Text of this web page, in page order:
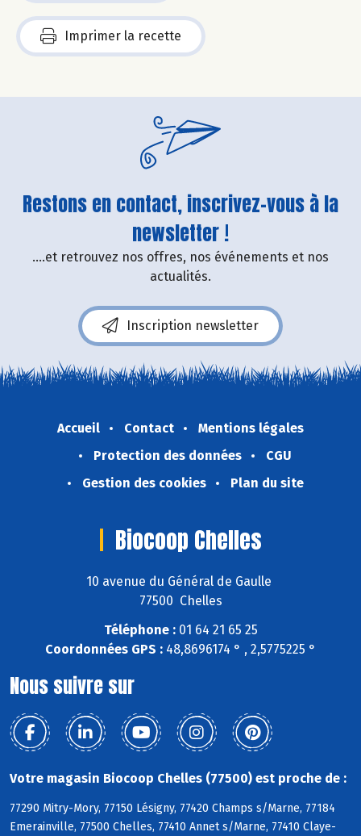
Imprimer la recette
Restons en contact, inscrivez-vous à la
newsletter !
....et retrouvez nos offres, nos événements et nos
actualités.
Inscription newsletter
Accueil Contact
Mentions légales
Protection des données
CGU
Gestion des cookies
Plan du site
Biocoop Chelles
10 avenue du Général de Gaulle
77500 Chelles
Téléphone :01 64 21 65 25
Coordonnées GPS : 48,8696174 ° , 2,5775225 °
Nous suivre sur
Votre magasin Biocoop Chelles (77500) est proche de :
77290 Mitry-Mory, 77150 Lésigny, 77420 Champs s/Marne, 77184
Emerainville, 77500 Chelles, 77410 Annet s/Marne, 77410 Claye-